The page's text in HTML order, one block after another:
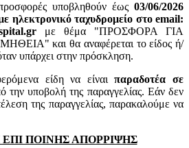
υποβληθούν έως 03/06/2026
ηλεκτρονικό ταχυδρομείο στο email:
με θέμα "ΠΡΟΣΦΟΡΑ ΓΙΑ
και θα αναφέρεται το είδος ή/
υπάρχει στην πρόσκληση.
είδη να είναιπαραδοτέα σε
την υποβολή της παραγγελίας. Εάν δεν
της παραγγελίας, παρακαλούμε να
ΕΠΙ ΠΟΙΝΗΣ ΑΠΟΡΡΙΨΗΣ